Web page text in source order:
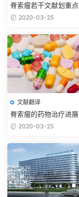
脊索瘤若干文献划重
【抗癌药篇】
2020-03-25
文献翻译
脊索瘤的药物治疗进
李欢 吴震2017
2020-03-25